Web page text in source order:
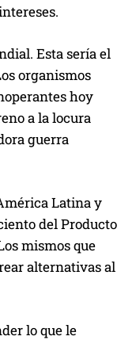
e
n
a
r
i
s
m
i
i
Esta sería el
organismos
hoy
a la locura
guerra
Latina y
del Producto
mismos que
alternativas al
lo que le